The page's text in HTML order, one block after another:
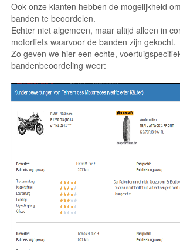
Ook onze klanten hebben de mogelijkheid
banden te beoordelen.
Echter niet algemeen, maar altijd alleen in
motorfiets waarvoor de banden zijn gekocht.
Zo geven we hier een echte,
bandenbeoordeling weer: